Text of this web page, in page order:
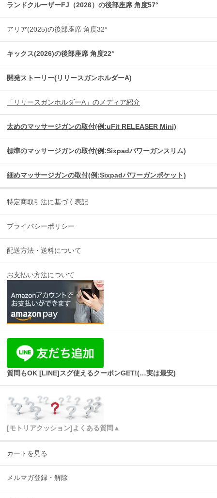
ランドクルーザーFJ（2026）の後部座席 角度57°
アリア(2025)の後部座席 角度32°
キックス(2026)の後部座席 角度22°
開発ストーリー(リリースガンホルダーA)
「リリースガンホルダーA」のメディア紹介
太めのマッサージガンの取付(例:uFit RELEASER Mini)
標準のマッサージガンの取付(例:Sixpadパワーガンスリム)
細めマッサージガンの取付(例:Sixpadパワーガンポケット)
特定商取引法に基づく表記
プライバシーポリシー
配送方法・送料について
お支払い方法について
質問もOK [LINE]スグ使えるクーポンGET!(…実は最安)
[モトリアクッション]よくある質問▲
カートを見る
メルマガ登録・解除